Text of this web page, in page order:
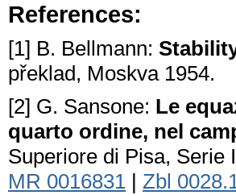
References:
[1] B. Bellmann:
překlad, Moskva 1954.
[2] G. Sansone: Le
quarto ordine, nel
Superiore di Pisa, Serie
MR 0016831 | Zbl